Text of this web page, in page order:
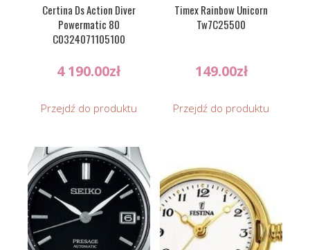
Certina Ds Action Diver
Powermatic 80
C0324071105100
4 190.00zł
Przejdź do produktu
Timex Rainbow Unicorn
Tw7C25500
149.00zł
Przejdź do produktu